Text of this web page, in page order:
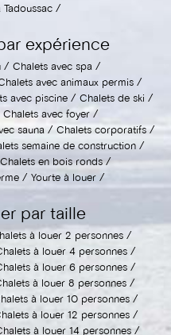
expérience
Chalets avec spa
avec animaux permis
avec piscine
Chalets de ski
Chalets avec foyer
sauna
Chalets corporatifs
semaine de construction
Chalets en bois ronds
Yourte à louer
par taille
à louer 2 personnes
à louer 4 personnes
à louer 6 personnes
à louer 8 personnes
à louer 10 personnes
à louer 12 personnes
à louer 14 personnes